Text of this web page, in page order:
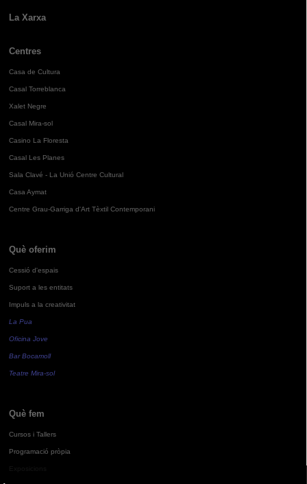
La Xarxa
Centres
Casa de Cultura
Casal Torreblanca
Xalet Negre
Casal Mira-sol
Casino La Floresta
Casal Les Planes
Sala Clavé - La Unió Centre Cultural
Casa Aymat
Centre Grau-Garriga d'Art Tèxtil Contemporani
Què oferim
Cessió d'espais
Suport a les entitats
Impuls a la creativitat
La Pua
Oficina Jove
Bar Bocamoll
Teatre Mira-sol
Què fem
Cursos i Tallers
Programació pròpia